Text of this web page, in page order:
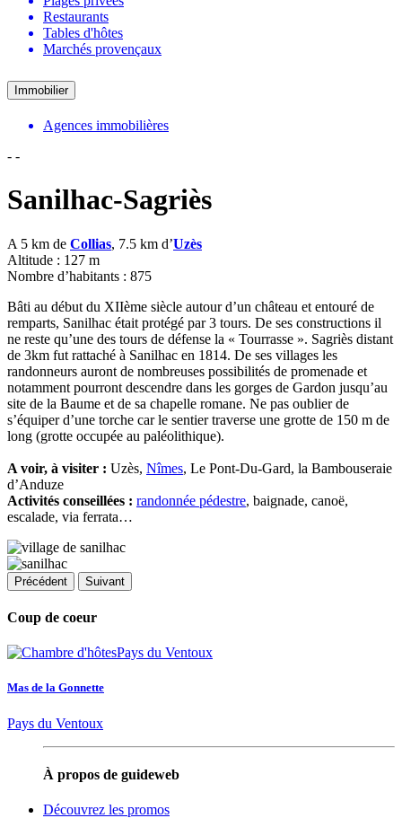
Restaurants
Tables d'hôtes
Marchés provençaux
Immobilier
Agences immobilières
- -
Sanilhac-Sagriès
A 5 km de Collias, 7.5 km d’Uzès
Altitude : 127 m
Nombre d’habitants : 875
Bâti au début du XIIème siècle autour d’un château et entouré de
remparts, Sanilhac était protégé par 3 tours. De ses constructions il
ne reste qu’une des tours de défense la « Tourrasse ». Sagriès distant
de 3km fut rattaché à Sanilhac en 1814. De ses villages les
randonneurs auront de nombreuses possibilités de promenade et
notamment pourront descendre dans les gorges de Gardon jusqu’au
site de la Baume et de sa chapelle romane. Ne pas oublier de
s’équiper d’une torche car le sentier traverse une grotte de 150 m de
long (grotte occupée au paléolithique).
A voir, à visiter : Uzès, Nîmes, Le Pont-Du-Gard, la Bambouseraie
d’Anduze
Activités conseillées : randonnée pédestre, baignade, canoë,
escalade, via ferrata…
Précédent Suivant
Coup de coeur
Mas de la Gonnette
Pays du Ventoux
À propos de guideweb
Découvrez les promos